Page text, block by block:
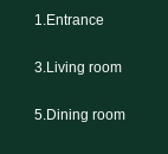
1.Entrance
3.Living room
5.Dining room